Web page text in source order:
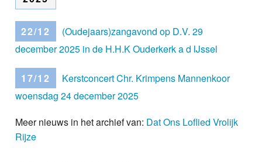
22/12
(Oudejaars)zangavond op D.V. 29
december 2025 in de H.H.K Ouderkerk a d IJssel
17/12
Kerstconcert Chr. Krimpens Mannenkoor
woensdag 24 december 2025
Meer nieuws in het archief van: Dat Ons Loflied Vrolijk
Rijze